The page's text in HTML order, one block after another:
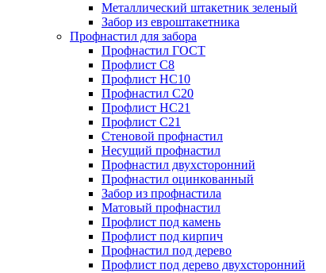
Металлический штакетник зеленый
Забор из евроштакетника
Профнастил для забора
Профнастил ГОСТ
Профлист С8
Профлист НС10
Профнастил С20
Профлист НС21
Профлист С21
Стеновой профнастил
Несущий профнастил
Профнастил двухсторонний
Профнастил оцинкованный
Забор из профнастила
Матовый профнастил
Профлист под камень
Профлист под кирпич
Профнастил под дерево
Профлист под дерево двухсторонний